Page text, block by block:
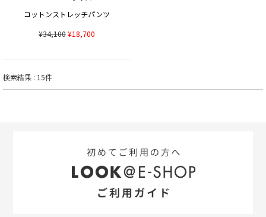
コットンストレッチパンツ
¥34,100¥18,700
検索結果 : 15件